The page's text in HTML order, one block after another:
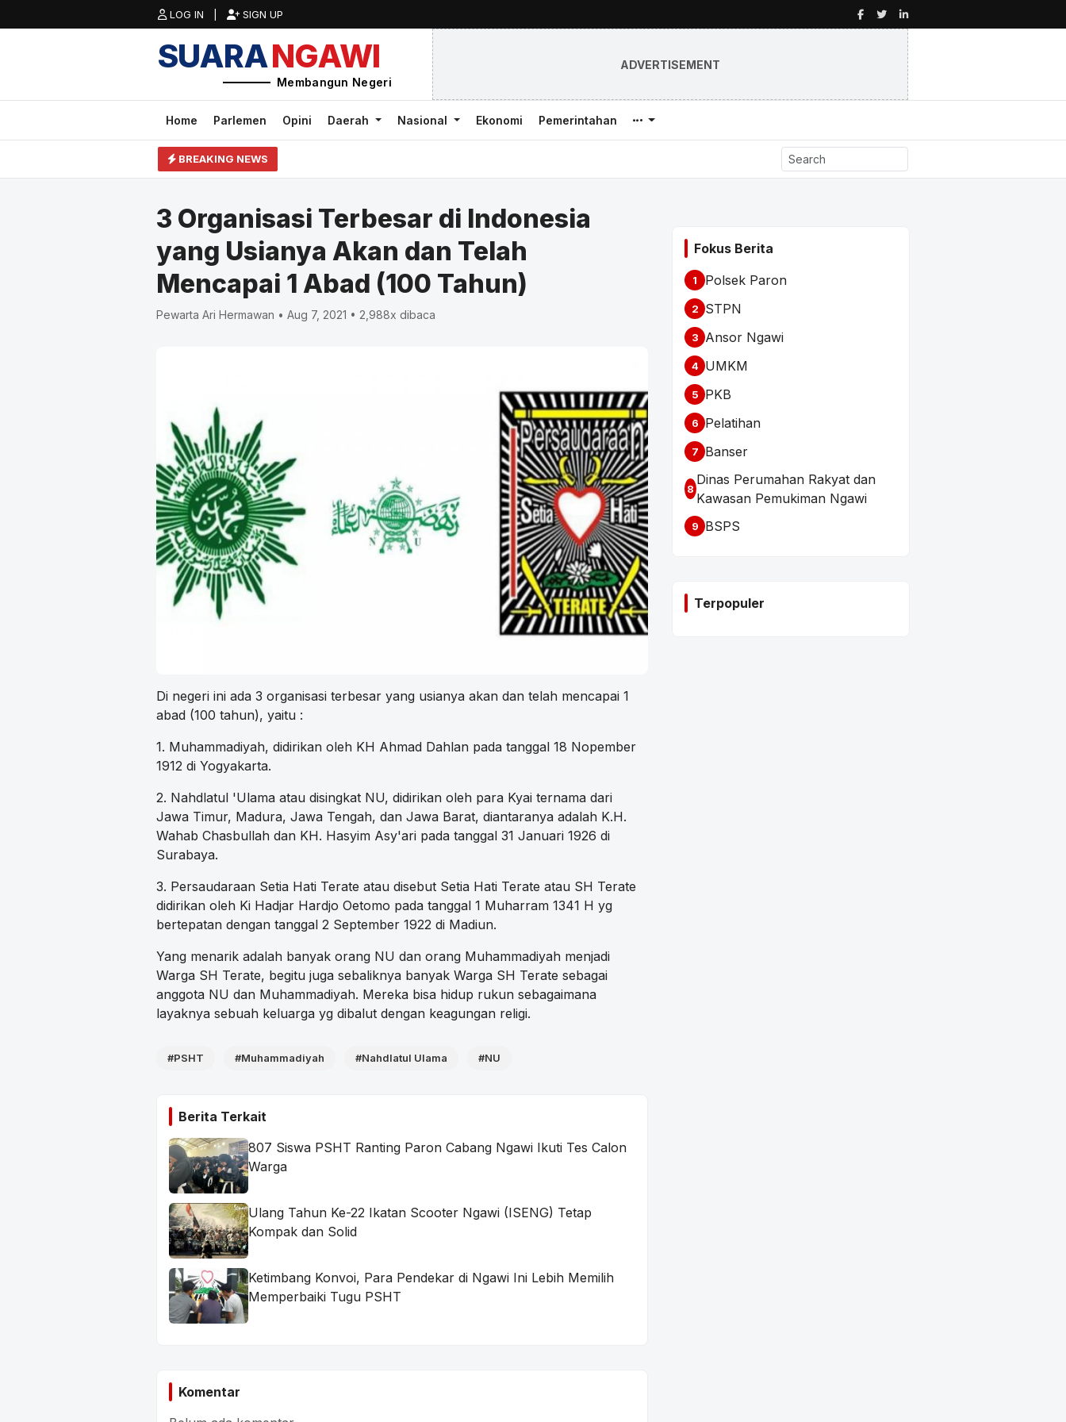
LOG IN | SIGN UP
SUARANGAWI
Membangun Negeri
ADVERTISEMENT
Home Parlemen Opini Daerah Nasional Ekonomi Pemerintahan
BREAKING NEWS
3 Organisasi Terbesar di Indonesia
yang Usianya Akan dan Telah
Mencapai 1 Abad (100 Tahun)
Pewarta Ari Hermawan • Aug 7, 2021 • 2,988x dibaca
Di negeri ini ada 3 organisasi terbesar yang usianya akan dan telah mencapai 1
abad (100 tahun), yaitu :
1. Muhammadiyah, didirikan oleh KH Ahmad Dahlan pada tanggal 18 Nopember
1912 di Yogyakarta.
2. Nahdlatul 'Ulama atau disingkat NU, didirikan oleh para Kyai ternama dari
Jawa Timur, Madura, Jawa Tengah, dan Jawa Barat, diantaranya adalah K.H.
Wahab Chasbullah dan KH. Hasyim Asy'ari pada tanggal 31 Januari 1926 di
Surabaya.
3. Persaudaraan Setia Hati Terate atau disebut Setia Hati Terate atau SH Terate
didirikan oleh Ki Hadjar Hardjo Oetomo pada tanggal 1 Muharram 1341 H yg
bertepatan dengan tanggal 2 September 1922 di Madiun.
Yang menarik adalah banyak orang NU dan orang Muhammadiyah menjadi
Warga SH Terate, begitu juga sebaliknya banyak Warga SH Terate sebagai
anggota NU dan Muhammadiyah. Mereka bisa hidup rukun sebagaimana
layaknya sebuah keluarga yg dibalut dengan keagungan religi.
#PSHT #Muhammadiyah #Nahdlatul Ulama #NU
Berita Terkait
807 Siswa PSHT Ranting Paron Cabang Ngawi Ikuti Tes Calon
Warga
Ulang Tahun Ke-22 Ikatan Scooter Ngawi (ISENG) Tetap
Kompak dan Solid
Ketimbang Konvoi, Para Pendekar di Ngawi Ini Lebih Memilih
Memperbaiki Tugu PSHT
Komentar
Fokus Berita
1 Polsek Paron
2 STPN
3 Ansor Ngawi
4 UMKM
5 PKB
6 Pelatihan
7 Banser
8
Dinas Perumahan Rakyat dan
Kawasan Pemukiman Ngawi
9 BSPS
Terpopuler